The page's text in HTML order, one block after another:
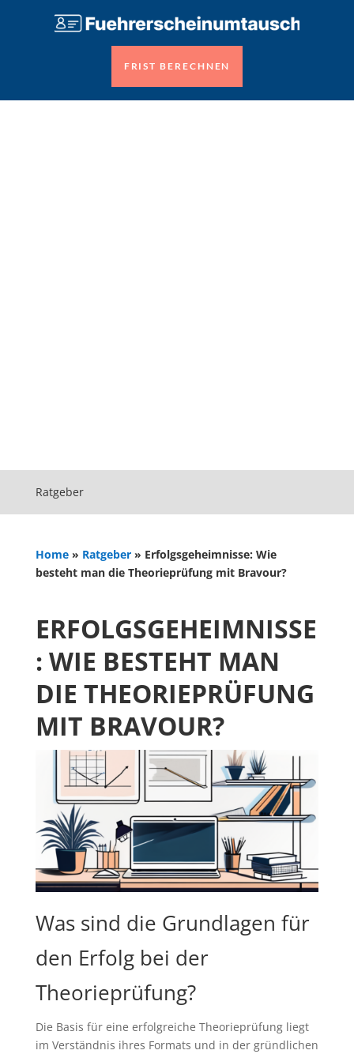
FRIST BERECHNEN
Ratgeber
Home» Ratgeber» Erfolgsgeheimnisse: Wie
besteht man die Theorieprüfung mit Bravour?
ERFOLGSGEHEIMNISSE
: WIE BESTEHT MAN
DIE THEORIEPRÜFUNG
MIT BRAVOUR?
Was sind die Grundlagen für
den Erfolg bei der
Theorieprüfung?
Die Basis für eine erfolgreiche Theorieprüfung liegt
im Verständnis ihres Formats und in der gründlichen